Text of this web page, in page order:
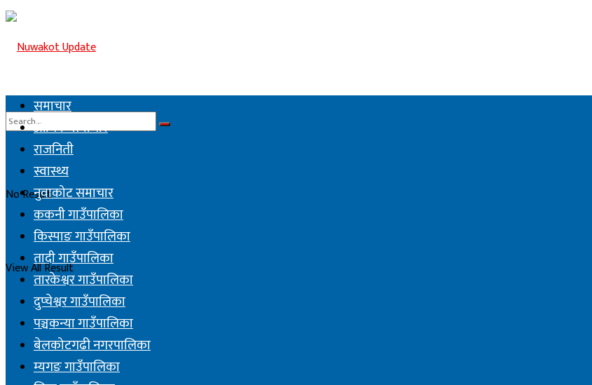
No Result
View All Result
समाचार
आर्थिक समाचार
राजनिती
स्वास्थ्य
नुवाकोट समाचार
ककनी गाउँपालिका
किस्पाङ गाउँपालिका
तादी गाउँपालिका
तारकेश्वर गाउँपालिका
दुप्चेश्वर गाउँपालिका
पञ्चकन्या गाउँपालिका
बेलकोटगढी नगरपालिका
म्यगङ गाउँपालिका